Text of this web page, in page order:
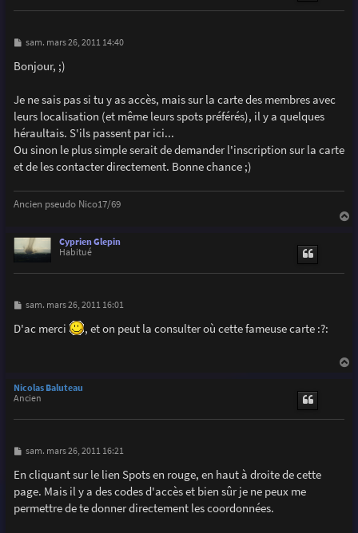
M
s
s
e
sam. mars 26, 2011 14:40
Bonjour, ;)
Je ne sais pas si tu y as accès, mais sur la carte des membres avec
leurs localisation (et même leurs spots préférés), il y a quelques
héraultais. S'ils passent par ici...
Ou sinon le plus simple serait de demander l'inscription sur la carte
et de les contacter directement. Bonne chance ;)
Ancien pseudo Nico17/69
Cyprien Glepin
Habitué
M
s
s
sam. mars 26, 2011 16:01
D'ac merci , et on peut la consulter où cette fameuse carte :?:
Nicolas Baluteau
Ancien
M
s
s
a
e
sam. mars 26, 2011 16:21
En cliquant sur le lien Spots en rouge, en haut à droite de cette
page. Mais il y a des codes d'accès et bien sûr je ne peux me
permettre de te donner directement les coordonnées.